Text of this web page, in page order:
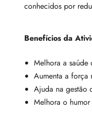
conhecidos por
Benefícios da
Melhora a saúde
Aumenta a força
Ajuda na gestão
Melhora o humor